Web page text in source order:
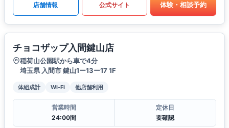
店舗情報 公式サイト 体験・相談予約
チョコザップ入間鍵山店
稲荷山公園駅から車で4分
埼玉県 入間市 鍵山1ー13ー17 1F
体組成計 Wi-Fi 他店舗利用
営業時間
24:00間
定休日
要確認